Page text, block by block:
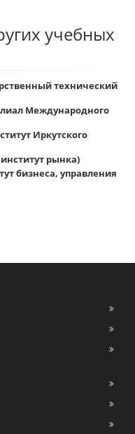
учебных
технический
Международного
Иркутского
рынка)
бизнеса, управления